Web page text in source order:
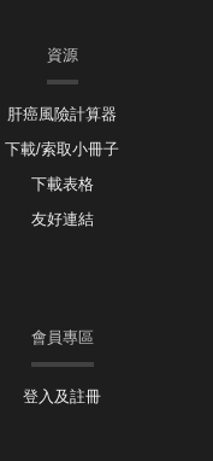
資源
肝癌風險計算器
下載/索取小冊子
下載表格
友好連結
會員專區
登入及註冊